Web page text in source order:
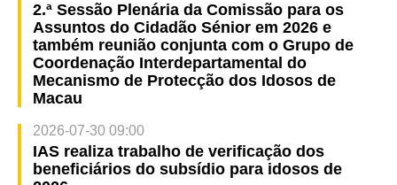
2.ª Sessão Plenária da Comissão para os
Assuntos do Cidadão Sénior em 2026 e
também reunião conjunta com o Grupo de
Coordenação Interdepartamental do
Mecanismo de Protecção dos Idosos de
Macau
2026-07-30 09:00
IAS realiza trabalho de verificação dos
beneficiários do subsídio para idosos de